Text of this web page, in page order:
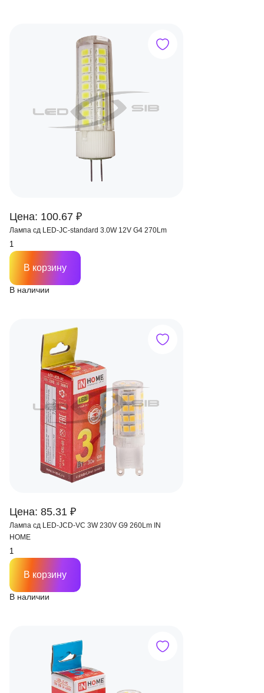
Цена: 100.67 ₽
Лампа сд LED-JC-standard 3.0W 12V G4 270Lm
В наличии
В корзину
Цена: 85.31 ₽
Лампа сд LED-JCD-VC 3W 230V G9 260Lm IN
HOME
В наличии
В корзину